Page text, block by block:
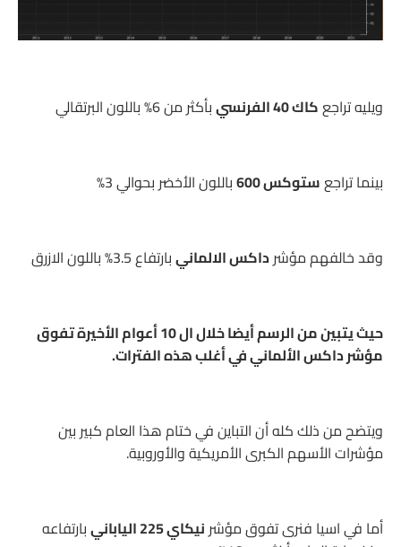
ويليه تراجعكاك 40 الفرنسي بأكثر من 6% باللون البرتقالي
بينما تراجعستوكس 600 باللون الأخضر بحوالي 3%
وقد خالفهم مؤشرداكس الالمانيبارتفاع 3.5% باللون الازرق
حيث يتبين من الرسم أيضا خلال ال 10 أعوام الأخيرة تفوق
مؤشر داكس الألماني في أغلب هذه الفترات.
ويتضح من ذلك كله أن التباين في ختام هذا العام كبير بين
مؤشرات الأسهم الكبرى الأمريكية والأوروبية.
أما في اسيا فنرى تفوق مؤشر نيكاي 225 الياباني
بارتفاعه